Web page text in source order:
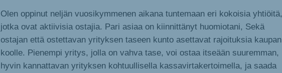
Olen oppinut neljän vuosikymmenen aikana tuntemaan eri kokoisia yhtiöitä,
jotka ovat aktiivisia ostajia. Pari asiaa on kiinnittänyt huomiotani, Sekä
ostajan että ostettavan yrityksen taseen kunto asettavat rajoituksia kaupan
koolle. Pienempi yritys, jolla on vahva tase, voi ostaa itseään suuremman,
hyvin kannattavan yrityksen kohtuullisella kassavirtakertoimella, ja saada